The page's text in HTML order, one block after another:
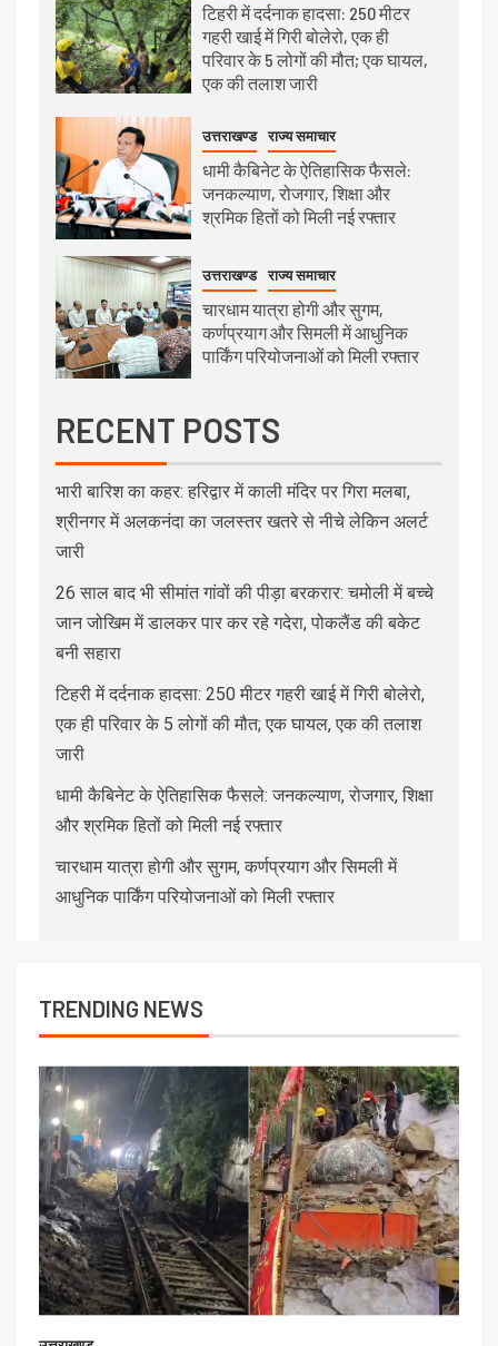
टिहरी में दर्दनाक हादसा: 250 मीटर
गहरी खाई में गिरी बोलेरो, एक ही
परिवार के 5 लोगों की मौत; एक घायल,
एक की तलाश जारी
उत्तराखण्ड राज्य समाचार
धामी कैबिनेट के ऐतिहासिक फैसले:
जनकल्याण, रोजगार, शिक्षा और
श्रमिक हितों को मिली नई रफ्तार
उत्तराखण्ड राज्य समाचार
चारधाम यात्रा होगी और सुगम,
कर्णप्रयाग और सिमली में आधुनिक
पार्किंग परियोजनाओं को मिली रफ्तार
RECENT POSTS
भारी बारिश का कहर: हरिद्वार में काली मंदिर पर गिरा मलबा,
श्रीनगर में अलकनंदा का जलस्तर खतरे से नीचे लेकिन अलर्ट
जारी
26 साल बाद भी सीमांत गांवों की पीड़ा बरकरार: चमोली में बच्चे
जान जोखिम में डालकर पार कर रहे गदेरा, पोकलैंड की बकेट
बनी सहारा
टिहरी में दर्दनाक हादसा: 250 मीटर गहरी खाई में गिरी बोलेरो,
एक ही परिवार के 5 लोगों की मौत; एक घायल, एक की तलाश
जारी
धामी कैबिनेट के ऐतिहासिक फैसले: जनकल्याण, रोजगार, शिक्षा
और श्रमिक हितों को मिली नई रफ्तार
चारधाम यात्रा होगी और सुगम, कर्णप्रयाग और सिमली में
आधुनिक पार्किंग परियोजनाओं को मिली रफ्तार
TRENDING NEWS